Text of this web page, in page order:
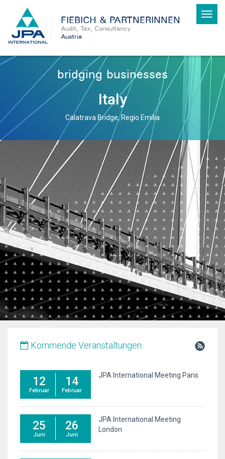
FIEBICH & PARTNERINNEN
Audit, Tax, Consultancy
Austria
bridging businesses
Italy
Calatrava Bridge, Regio Emilia
Kommende Veranstaltungen
12
Februar
14
Februar
JPA International Meeting Paris
25
Juni
26
Juni
JPA International Meeting
London